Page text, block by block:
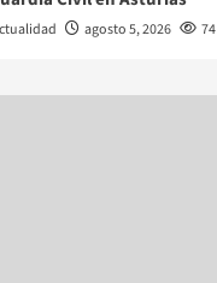
agosto 5, 2026 74